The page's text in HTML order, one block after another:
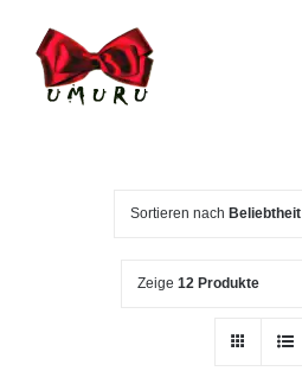
Inhalt
springen
Sortieren nach Beliebtheit
Zeige 12 Produkte